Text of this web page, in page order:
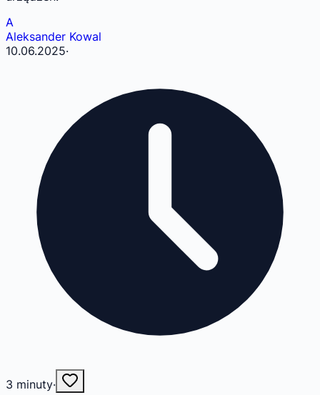
A
Aleksander Kowal
10.06.2025·
3 minuty·